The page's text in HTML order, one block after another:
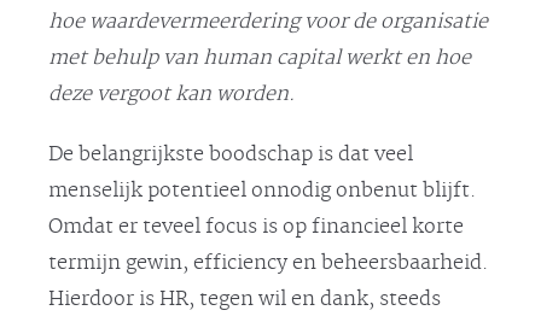
hoe waardevermeerdering voor de organisatie
met behulp van human capital werkt en hoe
deze vergoot kan worden.
De belangrijkste boodschap is dat veel
menselijk potentieel onnodig onbenut blijft.
Omdat er teveel focus is op financieel korte
termijn gewin, efficiency en beheersbaarheid.
Hierdoor is HR, tegen wil en dank, steeds